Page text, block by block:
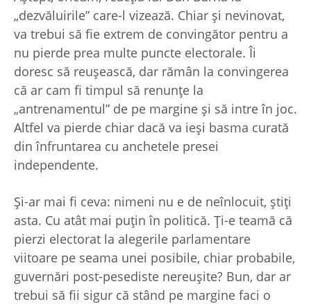
„dezvăluirile” care-l vizează. Chiar şi nevinovat,
va trebui să fie extrem de convingător pentru a
nu pierde prea multe puncte electorale. Îi
doresc să reuşească, dar rămân la convingerea
că ar cam fi timpul să renunţe la
„antrenamentul” de pe margine şi să intre în joc.
Altfel va pierde chiar dacă va ieşi basma curată
din înfruntarea cu anchetele presei
independente.
Şi-ar mai fi ceva: nimeni nu e de neînlocuit, ştiţi
asta. Cu atât mai puţin în politică. Ţi-e teamă că
pierzi electorat la alegerile parlamentare
viitoare pe seama unei posibile, chiar probabile,
guvernări post-pesediste nereuşite? Bun, dar ar
trebui să fii sigur că stând pe margine faci o